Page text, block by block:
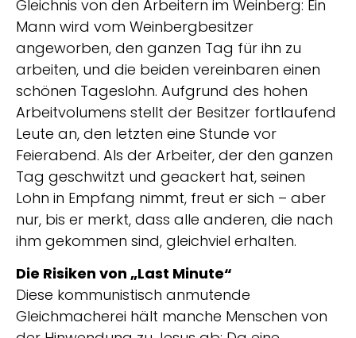
Gleichnis von den Arbeitern im Weinberg: Ein
Mann wird vom Weinbergbesitzer
angeworben, den ganzen Tag für ihn zu
arbeiten, und die beiden vereinbaren einen
schönen Tageslohn. Aufgrund des hohen
Arbeitvolumens stellt der Besitzer fortlaufend
Leute an, den letzten eine Stunde vor
Feierabend. Als der Arbeiter, der den ganzen
Tag geschwitzt und geackert hat, seinen
Lohn in Empfang nimmt, freut er sich – aber
nur, bis er merkt, dass alle anderen, die nach
ihm gekommen sind, gleichviel erhalten.
Die Risiken von „Last Minute“
Diese kommunistisch anmutende
Gleichmacherei hält manche Menschen von